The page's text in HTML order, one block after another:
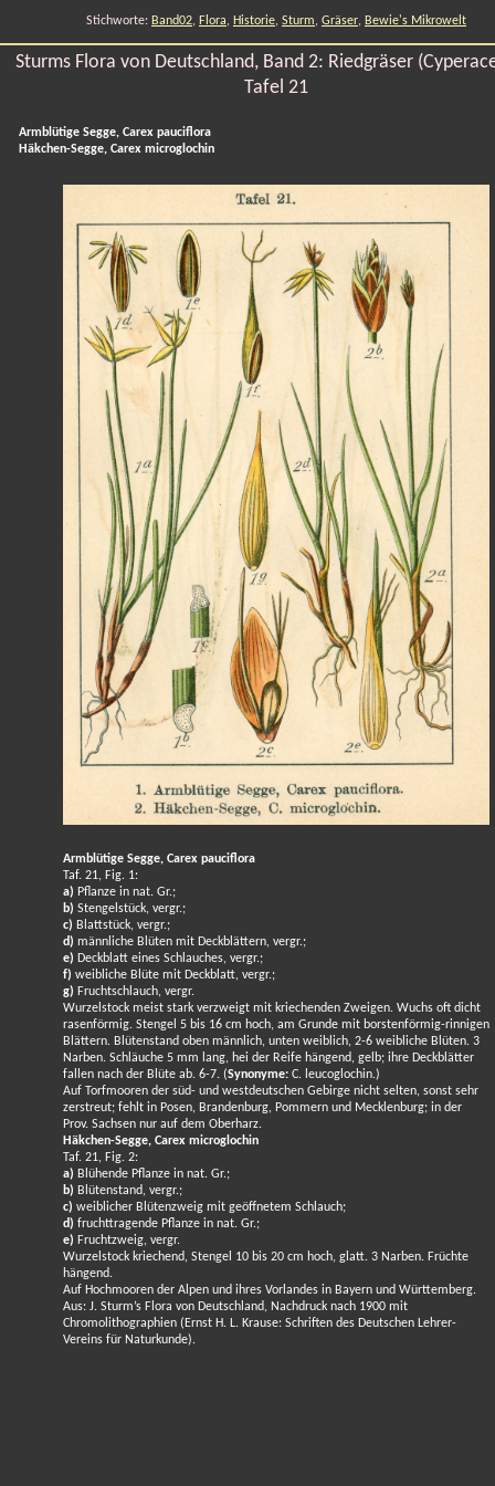
Stichworte: Band02, Flora, Historie, Sturm, Gräser, Bewie's Mikrowelt
Sturms Flora von Deutschland, Band 2: Riedgräser
Tafel 21
Armblütige Segge, Carex pauciflora
Häkchen-Segge, Carex microglochin
Armblütige Segge, Carex pauciflora
Taf. 21, Fig. 1:
a) Pflanze in nat. Gr.;
b) Stengelstück, vergr.;
c) Blattstück, vergr.;
d) männliche Blüten mit Deckblättern, vergr.;
e) Deckblatt eines Schlauches, vergr.;
f) weibliche Blüte mit Deckblatt, vergr.;
g) Fruchtschlauch, vergr.
Wurzelstock meist stark verzweigt mit kriechenden Zweigen. Wuchs oft dicht
rasenförmig. Stengel 5 bis 16 cm hoch, am Grunde mit borstenförmig-rinnigen
Blättern. Blütenstand oben männlich, unten weiblich, 2-6 weibliche Blüten. 3
Narben. Schläuche 5 mm lang, hei der Reife hängend, gelb; ihre Deckblätter
fallen nach der Blüte ab. 6-7. (Synonyme:C. leucoglochin.)
Auf Torfmooren der süd- und westdeutschen Gebirge nicht selten, sonst sehr
zerstreut; fehlt in Posen, Brandenburg, Pommern und Mecklenburg; in der
Prov. Sachsen nur auf dem Oberharz.
Häkchen-Segge, Carex microglochin
Taf. 21, Fig. 2:
a) Blühende Pflanze in nat. Gr.;
b) Blütenstand, vergr.;
c) weiblicher Blütenzweig mit geöffnetem Schlauch;
d) fruchttragende Pflanze in nat. Gr.;
e) Fruchtzweig, vergr.
Wurzelstock kriechend, Stengel 10 bis 20 cm hoch, glatt. 3 Narben. Früchte
hängend.
Auf Hochmooren der Alpen und ihres Vorlandes in Bayern und Württemberg.
Aus: J. Sturm’s Flora von Deutschland, Nachdruck nach 1900 mit
Chromolithographien (Ernst H. L. Krause: Schriften des Deutschen Lehrer-
Vereins für Naturkunde).